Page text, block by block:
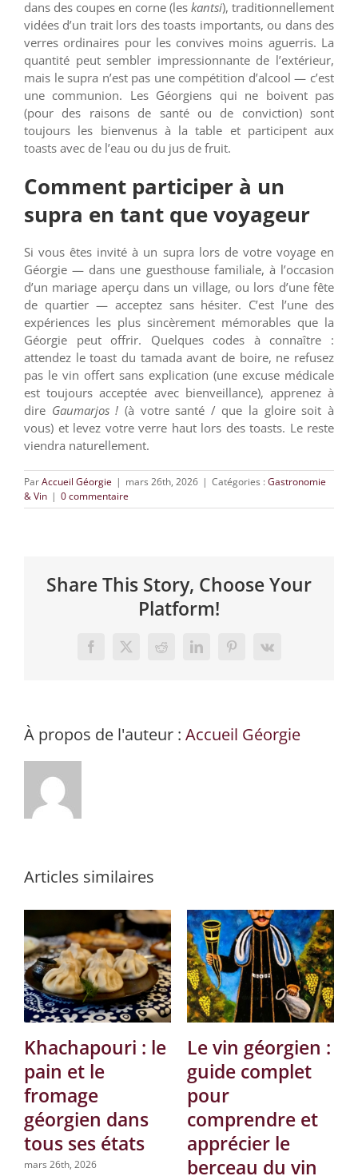
dans des coupes en corne (les kantsi), traditionnellement
vidées d’un trait lors des toasts importants, ou dans des
verres ordinaires pour les convives moins aguerris. La
quantité peut sembler impressionnante de l’extérieur,
mais le supra n’est pas une compétition d’alcool — c’est
une communion. Les Géorgiens qui ne boivent pas
(pour des raisons de santé ou de conviction) sont
toujours les bienvenus à la table et participent aux
toasts avec de l’eau ou du jus de fruit.
Comment participer à un
supra en tant que voyageur
Si vous êtes invité à un supra lors de votre voyage en
Géorgie — dans une guesthouse familiale, à l’occasion
d’un mariage aperçu dans un village, ou lors d’une fête
de quartier — acceptez sans hésiter. C’est l’une des
expériences les plus sincèrement mémorables que la
Géorgie peut offrir. Quelques codes à connaître :
attendez le toast du tamada avant de boire, ne refusez
pas le vin offert sans explication (une excuse médicale
est toujours acceptée avec bienveillance), apprenez à
dire Gaumarjos ! (à votre santé / que la gloire soit à
vous) et levez votre verre haut lors des toasts. Le reste
viendra naturellement.
ParAccueil Géorgie | mars 26th, 2026 | Catégories :Gastronomie
& Vin | 0 commentaire
Share This Story, Choose Your
Platform!
Facebook
X RedditLinkedInPinterest
Vk
À propos de l'auteur : Accueil Géorgie
Articles similaires
Khachapouri : le
pain et le
fromage
géorgien dans
tous ses états
mars 26th, 2026
Le vin géorgien :
guide complet
pour
comprendre et
apprécier le
berceau du vin